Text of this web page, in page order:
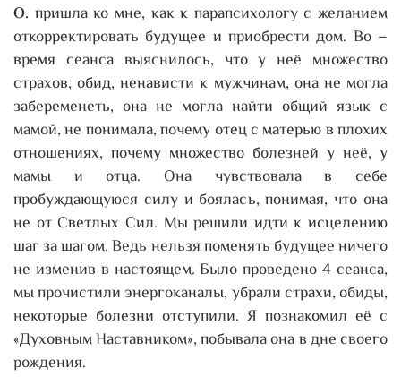
О. пришла ко мне, как к парапсихологу с желанием
откорректировать будущее и приобрести дом. Во –
время сеанса выяснилось, что у неё множество
страхов, обид, ненависти к мужчинам, она не могла
забеременеть, она не могла найти общий язык с
мамой, не понимала, почему отец с матерью в плохих
отношениях, почему множество болезней у неё, у
мамы и отца. Она чувствовала в себе
пробуждающуюся силу и боялась, понимая, что она
не от Светлых Сил. Мы решили идти к исцелению
шаг за шагом. Ведь нельзя поменять будущее ничего
не изменив в настоящем. Было проведено 4 сеанса,
мы прочистили энергоканалы, убрали страхи, обиды,
некоторые болезни отступили. Я познакомил её с
«Духовным Наставником», побывала она в дне своего
рождения.